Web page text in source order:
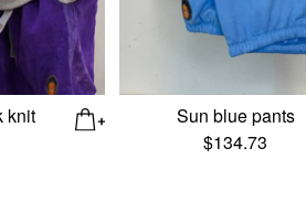
knit
Sun blue pants
$134.73